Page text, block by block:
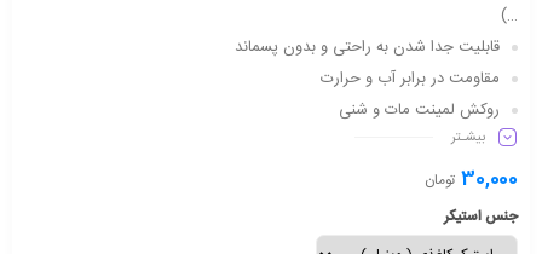
…)
قابلیت جدا شدن به راحتی و بدون پسماند
مقاومت در برابر آب و حرارت
روکش لمینت مات و شنی
دارای شفافیت مناسب
ماندگاری طولانی مدت
بیشـتر
30,000 تومان
جنس استیکر